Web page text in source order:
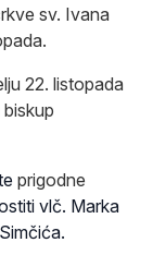
sv. Ivana
22. listopada
prigodne
vlč. Marka